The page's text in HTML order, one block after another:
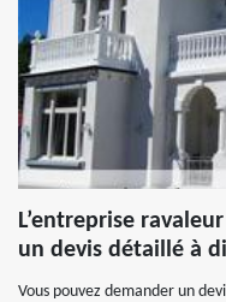
L’entreprise
un devis détaillé à
Vous pouvez demander un